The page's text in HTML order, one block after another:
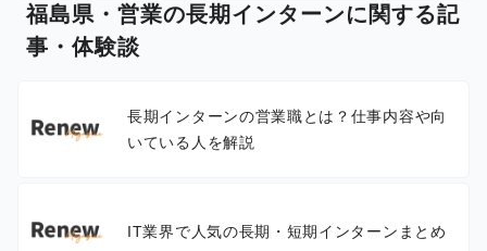
福島県・営業の長期インターンに関する記
事・体験談
長期インターンの営業職とは？仕事内容や向
いている人を解説
IT業界で人気の長期・短期インターンまとめ